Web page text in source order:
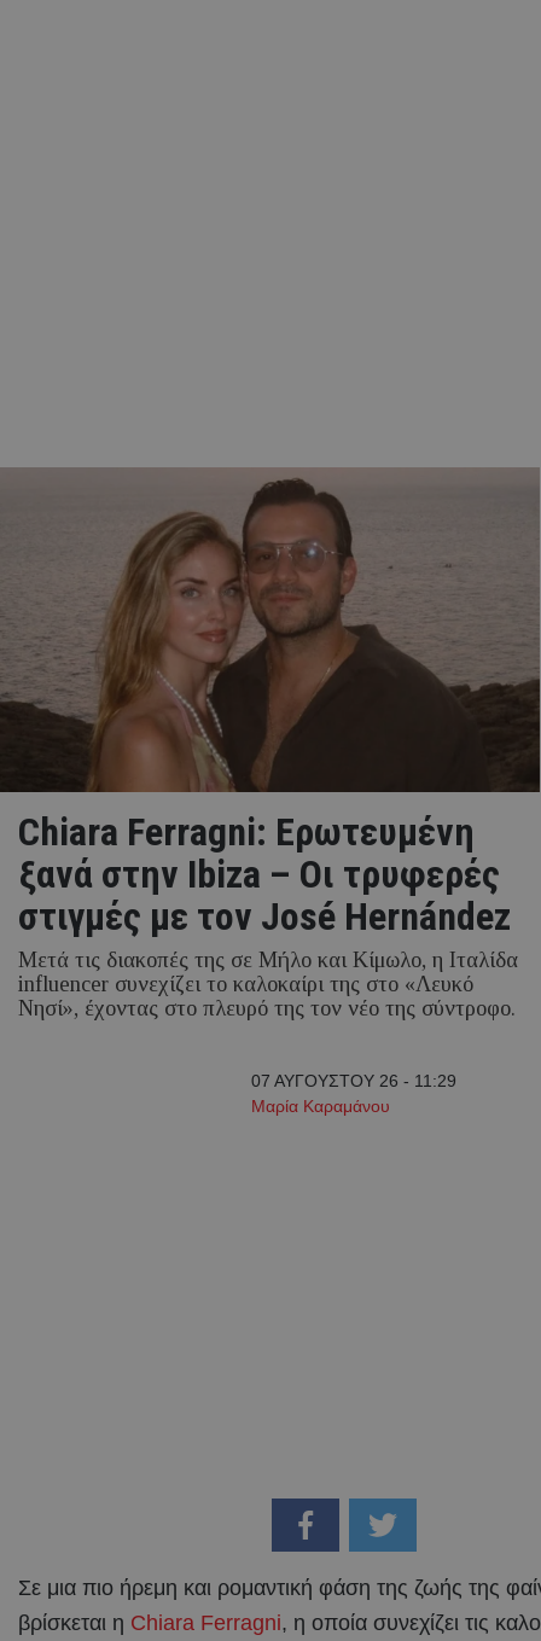
Chiara Ferragni: Ερωτευμένη
ξανά στην Ibiza – Οι τρυφερές
στιγμές με τον José Hernández
Μετά τις διακοπές της σε Μήλο και Κίμωλο, η Ιταλίδα
influencer συνεχίζει το καλοκαίρι της στο «Λευκό
Νησί», έχοντας στο πλευρό της τον νέο της σύντροφο.
07 ΑΥΓΟΥΣΤΟΥ 26 - 11:29
Μαρία Καραμάνου
Σε μια πιο ήρεμη και ρομαντική φάση της ζωής της
βρίσκεται η Chiara Ferragni, η οποία συνεχίζει τις